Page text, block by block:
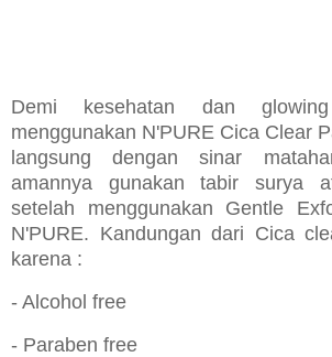
Demi kesehatan dan
menggunakan N'PURE Cica Clear
langsung dengan sinar
amannya gunakan tabir surya
setelah menggunakan Gentle
N'PURE. Kandungan dari Cica
karena :
- Alcohol free
- Paraben free